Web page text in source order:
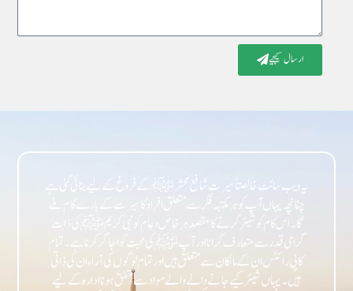
ارسال کیجیے
یہ ویب سائٹ خالصتاً سیرت شافع محشر ﷺ کے فروغ کے لیے بنائی گئی ہے
چنانچہ یہاں آپ کو ہر مکتبہ فکر سے متعلق افراد کا سیرت کے بارے کام ملے
گا۔ اس کام کو شیئر کرنے کا مقصد ہر خاص و عام کو نبی کریمﷺ کی ذات
گرامی قدر سے متعارف کرانا اور آپﷺ کی محبت کو اجاگر کرنا ہے۔ تمام
کاپی رائٹس ان کے مالکان سے متعلق ہیں اور تمام لوگوں کی آراء ان کی ذاتی
ہیں۔ یہاں شیئر کیے جانے والے والے مواد سے متفق ہونا ادارہ کے لیے